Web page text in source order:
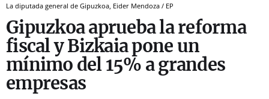
La diputada general de Gipuzkoa, Eider Mendoza / EP
Gipuzkoa aprueba la reforma
fiscal y Bizkaia pone un
mínimo del 15% a grandes
empresas